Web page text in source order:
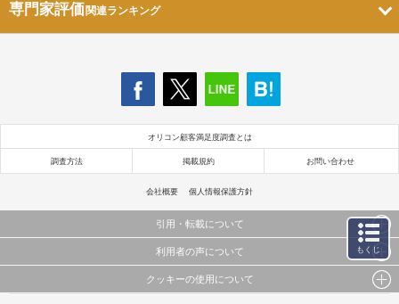
専門家評価関連ランキング
オリコン顧客満足度調査とは
調査方法 掲載規約 お問い合わせ
会社概要 個人情報保護方針
引用・転載について
当サイトで公開されている情報（文字、写真、イラスト、画像データ等）及びこれらの配置・
これらの情報を権利者の許可なく無断転載・複製などの二次利用を行うことは固く禁じており
利用者の声について
当サイトに掲載している内容はすべてサービスの利用者が提出された見解・感想です。
クッキーの使用について
もくじ